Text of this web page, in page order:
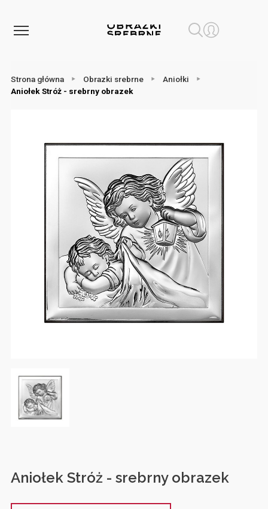
Strona główna Obrazki srebrne
Aniołki
Aniołek Stróż - srebrny obrazek
Aniołek Stróż - srebrny obrazek